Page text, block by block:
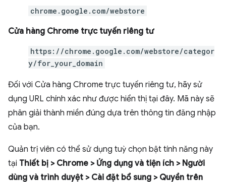
chrome.google.com/webstore
Cửa hàng Chrome trực tuyến riêng tư
https://chrome.google.com/webstore/categor
y/for_your_domain
Đối với Cửa hàng Chrome trực tuyến riêng tư, hãy sử
dụng URL chính xác như được hiển thị tại đây. Mã này sẽ
phân giải thành miền đúng dựa trên thông tin đăng nhập
của bạn.
Quản trị viên có thể sử dụng tuỳ chọn bật tính năng này
tại Thiết bị > Chrome > Ứng dụng và tiện ích > Người
dùng và trình duyệt > Cài đặt bổ sung > Quyền trên